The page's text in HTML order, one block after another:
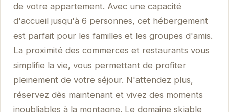
de votre appartement. Avec une capacité
d'accueil jusqu'à 6 personnes, cet hébergement
est parfait pour les familles et les groupes d'amis.
La proximité des commerces et restaurants vous
simplifie la vie, vous permettant de profiter
pleinement de votre séjour. N'attendez plus,
réservez dès maintenant et vivez des moments
inoubliables à la montagne. Le domaine skiable